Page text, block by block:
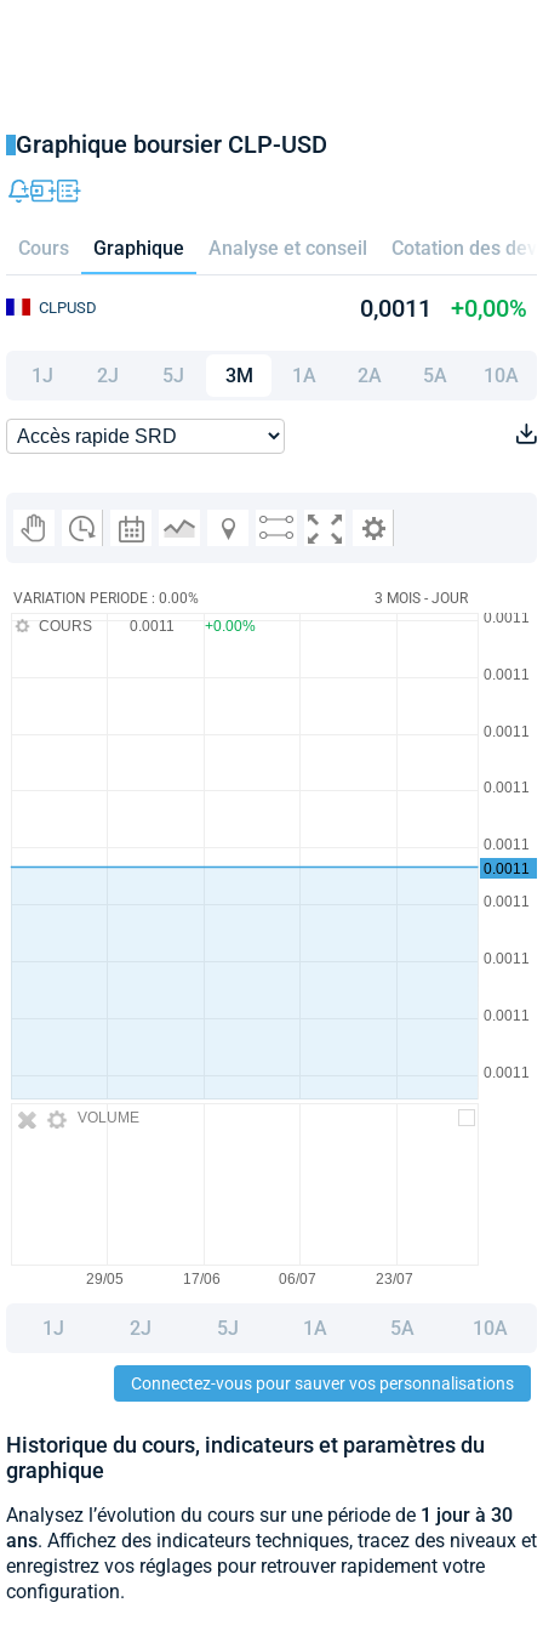
Graphique boursier CLP-USD
Cours Graphique Analyse et conseil Cotation des
CLPUSD 0,0011 +0,00%
1J 2J 5J 3M 1A 2A 5A 10A
VARIATION PERIODE : 0.00% 3 MOIS - JOUR
VOLUME
COURS 0.0011 +0.00%
1J 2J 5J 1A 5A 10A
Connectez-vous pour sauver vos personnalisations
Historique du cours, indicateurs et paramètres du
graphique
Analysez l’évolution du cours sur une période de 1 jour à 30
ans. Affichez des indicateurs techniques, tracez des niveaux et
enregistrez vos réglages pour retrouver rapidement votre
configuration.